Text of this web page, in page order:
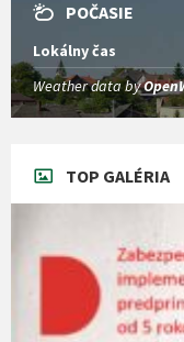
POČASIE
Lokálny čas
Weather data by
TOP GALÉRIA